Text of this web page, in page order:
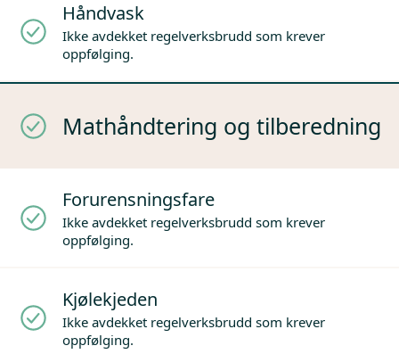
Håndvask
Ikke avdekket regelverksbrudd som krever
oppfølging.
Mathåndtering og tilberedning
Forurensningsfare
Ikke avdekket regelverksbrudd som krever
oppfølging.
Kjølekjeden
Ikke avdekket regelverksbrudd som krever
oppfølging.